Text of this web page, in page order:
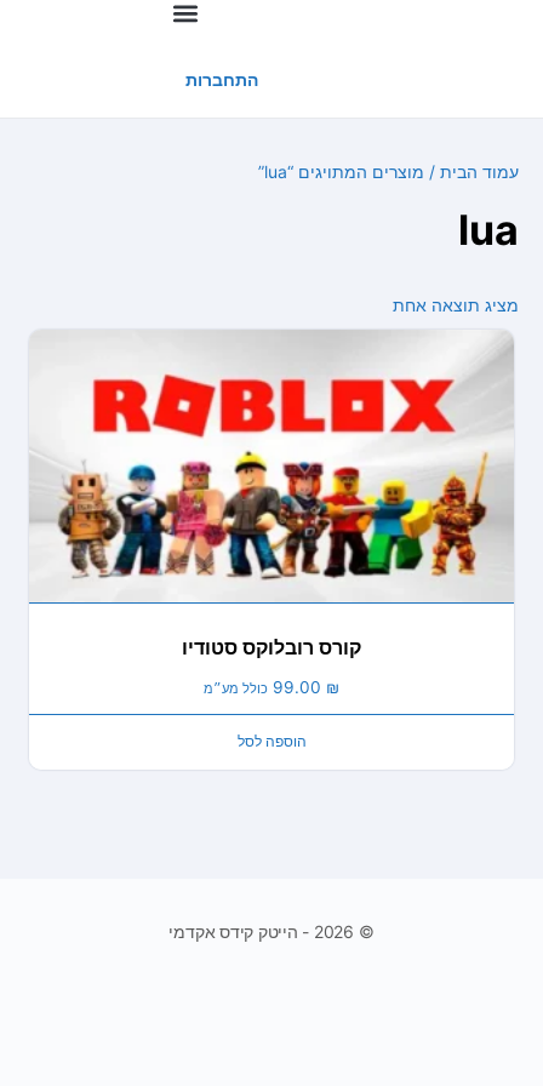
התחברות
עמוד הבית / מוצרים המתויגים “lua”
lua
מציג תוצאה אחת
קורס רובלוקס סטודיו
99.00 ₪ כולל מע״מ
הוספה לסל
© 2026 - הייטק קידס אקדמי